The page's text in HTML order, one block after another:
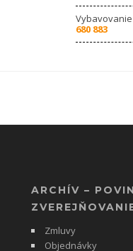
680 883
ARCHÍV –
Zmluvy
Objednávky